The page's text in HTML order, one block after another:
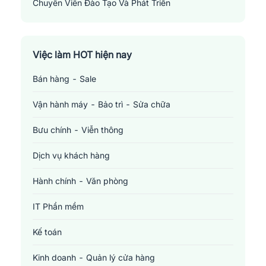
Chuyên Viên Đào Tạo Và Phát Triển
Việc làm HOT hiện nay
Bán hàng - Sale
Vận hành máy - Bảo trì - Sửa chữa
Bưu chính - Viễn thông
Dịch vụ khách hàng
Hành chính - Văn phòng
IT Phần mềm
Kế toán
Kinh doanh - Quản lý cửa hàng